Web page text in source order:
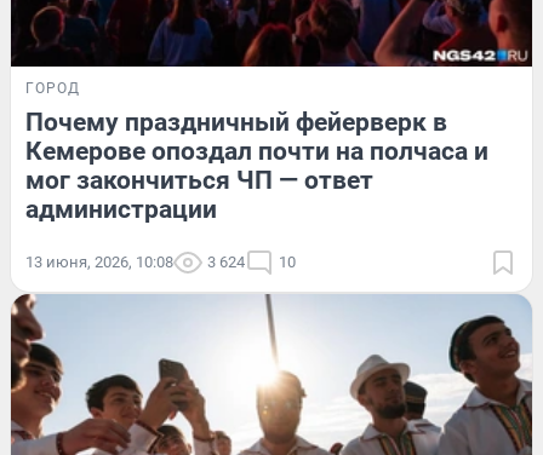
ГОРОД
Почему праздничный фейерверк в
Кемерове опоздал почти на полчаса и
мог закончиться ЧП — ответ
администрации
13 июня, 2026, 10:08 3 624 10